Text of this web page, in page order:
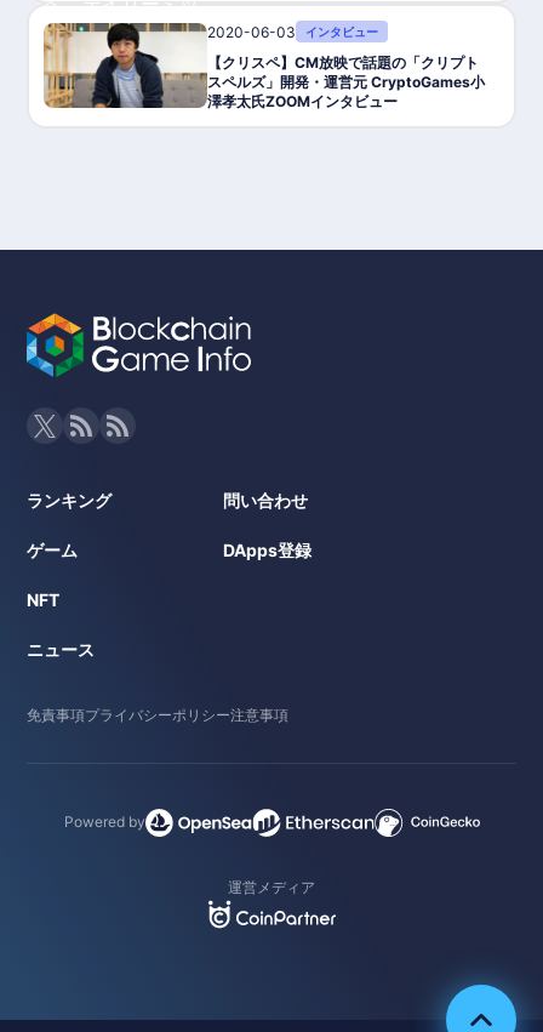
2020-06-03 インタビュー
【クリスペ】CM放映で話題の「クリプト
スペルズ」開発・運営元 CryptoGames小
澤孝太氏ZOOMインタビュー
ランキング
ゲーム
NFT
ニュース
問い合わせ
DApps登録
免責事項プライバシーポリシー注意事項
Powered by
運営メディア